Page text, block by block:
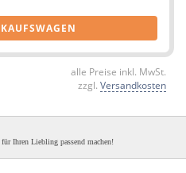
alle Preise inkl. MwSt.
zzgl. Versandkosten
Ihren Liebling passend machen!